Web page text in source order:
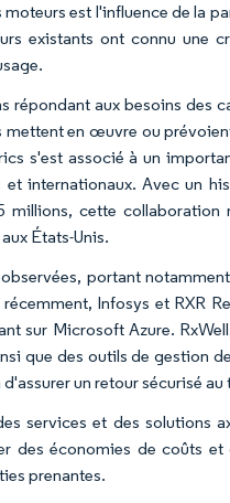
est l'influence de la
existants ont connu une
répondant aux besoins des
en œuvre ou
s'est associé à un
et internationaux. Avec un
cette
États-Unis.
portant
Infosys et RXR
sur Microsoft Azure.
que des outils de gestion
un retour sécurisé
services et des solutions
des économies de coûts
prenantes.